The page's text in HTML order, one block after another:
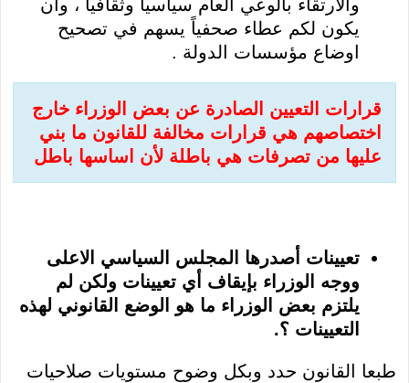
والارتقاء بالوعي العام سياسيا وثقافياً ، وأن
يكون لكم عطاء صحفياً يسهم في تصحيح
اوضاع مؤسسات الدولة .
قرارات التعيين الصادرة عن بعض الوزراء خارج
اختصاصهم هي قرارات مخالفة للقانون ما بني
عليها من تصرفات هي باطلة لأن اساسها باطل
تعيينات أصدرها المجلس السياسي الاعلى
ووجه الوزراء بإيقاف أي تعيينات ولكن لم
يلتزم بعض الوزراء ما هو الوضع القانوني لهذه
التعيينات ؟.
طبعا القانون حدد وبكل وضوح مستويات صلاحيات